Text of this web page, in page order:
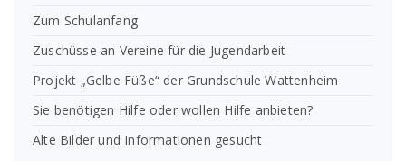
Zum Schulanfang
Zuschüsse an Vereine für die Jugendarbeit
Projekt „Gelbe Füße“ der Grundschule Wattenheim
Sie benötigen Hilfe oder wollen Hilfe anbieten?
Alte Bilder und Informationen gesucht